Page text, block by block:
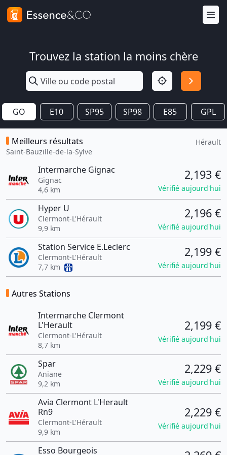
Trouvez la station la moins chère
GO E10 SP95 SP98 E85 GPL
Meilleurs résultats
Saint-Bauzille-de-la-Sylve
Hérault
Intermarche Gignac
Gignac
4,6 km
2,193 €
Vérifié aujourd'hui
Hyper U
Clermont-L'Hérault
9,9 km
2,196 €
Vérifié aujourd'hui
Station Service E.Leclerc
Clermont-L'Hérault
7,7 km
2,199 €
Vérifié aujourd'hui
Autres Stations
Intermarche Clermont
L'Herault
Clermont-L'Hérault
8,7 km
2,199 €
Vérifié aujourd'hui
Spar
Aniane
9,2 km
2,229 €
Vérifié aujourd'hui
Avia Clermont L'Herault
Rn9
Clermont-L'Hérault
9,9 km
2,229 €
Vérifié aujourd'hui
Esso Bourgeois